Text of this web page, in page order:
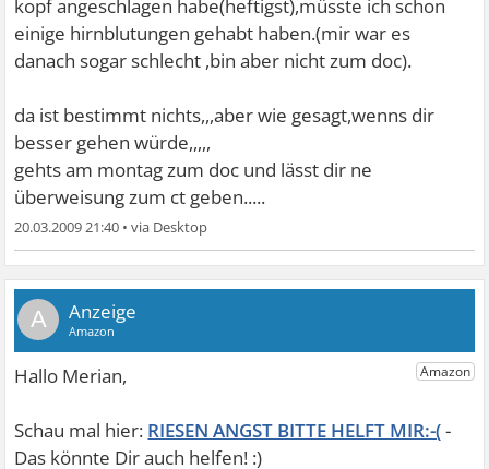
kopf angeschlagen habe(heftigst),müsste ich schon
einige hirnblutungen gehabt haben.(mir war es
danach sogar schlecht ,bin aber nicht zum doc).
da ist bestimmt nichts,,,aber wie gesagt,wenns dir
besser gehen würde,,,,,
gehts am montag zum doc und lässt dir ne
überweisung zum ct geben.....
20.03.2009 21:40 •
A
RIESEN ANGST BITTE HELFT MIR:-(